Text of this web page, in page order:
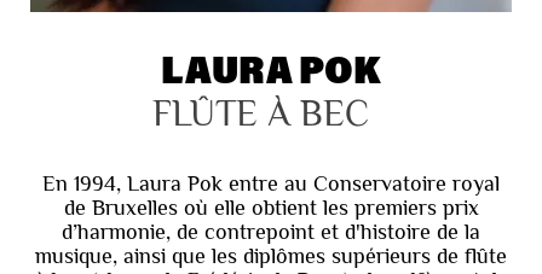
LAURA POK
FLÛTE À BEC
En 1994, Laura Pok entre au Conservatoire royal
de Bruxelles où elle obtient les premiers prix
d’harmonie, de contrepoint et d'histoire de la
musique, ainsi que les diplômes supérieurs de flûte